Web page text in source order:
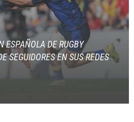
ESPAÑOLA DE RUGBY
SEGUIDORES EN SUS REDES